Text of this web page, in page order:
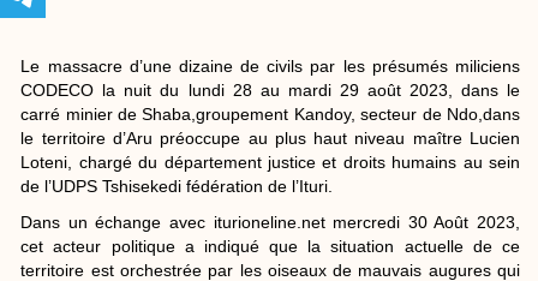
Le massacre d’une dizaine de civils par les présumés miliciens
CODECO la nuit du lundi 28 au mardi 29 août 2023, dans le
carré minier de Shaba,groupement Kandoy, secteur de Ndo,dans
le territoire d’Aru préoccupe au plus haut niveau maître Lucien
Loteni, chargé du département justice et droits humains au sein
de l’UDPS Tshisekedi fédération de l’Ituri.
Dans un échange avec iturioneline.net mercredi 30 Août 2023,
cet acteur politique a indiqué que la situation actuelle de ce
territoire est orchestrée par les oiseaux de mauvais augures qui